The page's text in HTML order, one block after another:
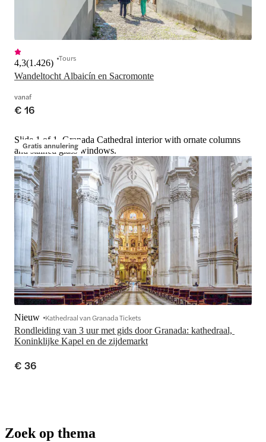
Wandeltocht Albaicín en Sacromonte
4,3(1.426) Tours
vanaf
€ 16
Gratis annulering
Slide 1 of 1, Granada Cathedral interior with ornate columns
and stained glass windows.
Rondleiding van 3 uur met gids door Granada: kathedraal,
Koninklijke Kapel en de zijdemarkt
Nieuw Kathedraal van Granada Tickets
€ 36
Zoek op thema